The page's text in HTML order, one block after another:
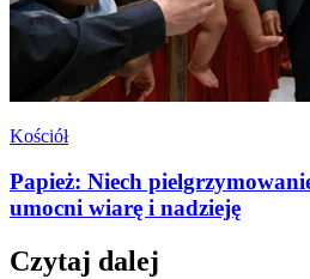
Kościół
Papież: Niech
umocni wiarę i nadzieję
Czytaj dalej